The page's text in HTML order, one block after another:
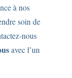
à nos
soin de
nous
avec l’un